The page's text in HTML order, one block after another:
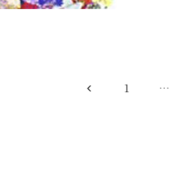
前
1 …